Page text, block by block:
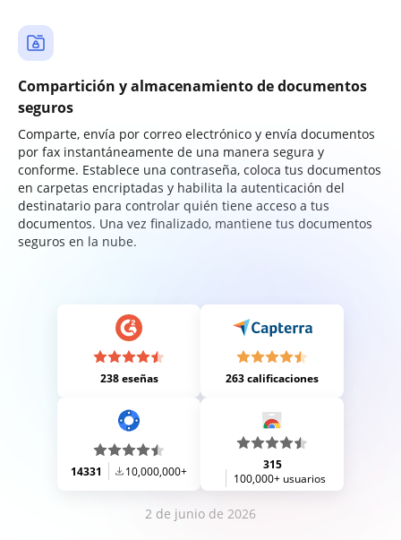
Compartición y almacenamiento de documentos
seguros
Comparte, envía por correo electrónico y envía documentos
por fax instantáneamente de una manera segura y
conforme. Establece una contraseña, coloca tus documentos
en carpetas encriptadas y habilita la autenticación del
destinatario para controlar quién tiene acceso a tus
documentos. Una vez finalizado, mantiene tus documentos
seguros en la nube.
238 eseñas 263 calificaciones
14331 10,000,000+
315
100,000+ usuarios
2 de junio de 2026